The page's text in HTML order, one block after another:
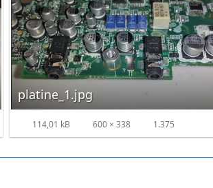
platine_1.jpg
114,01 kB 600 × 338 1.375